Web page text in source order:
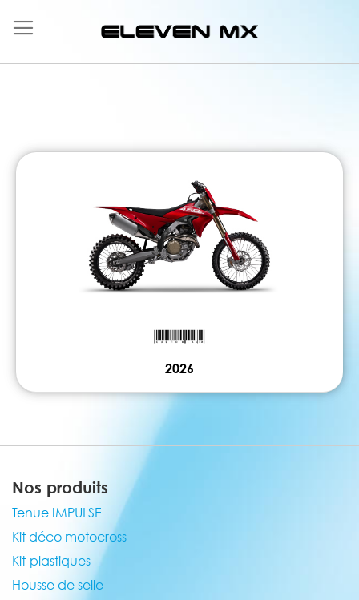
au
contenu
2026
Nos produits
Tenue IMPULSE
Kit déco motocross
Kit-plastiques
Housse de selle